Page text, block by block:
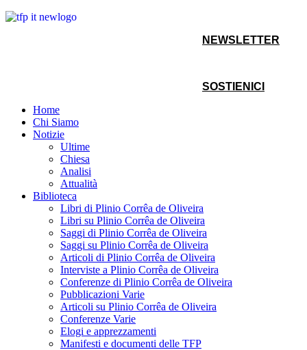
NEWSLETTER
SOSTIENICI
Home
Chi Siamo
Notizie
Ultime
Chiesa
Analisi
Attualità
Biblioteca
Libri di Plinio Corrêa de Oliveira
Libri su Plinio Corrêa de Oliveira
Saggi di Plinio Corrêa de Oliveira
Saggi su Plinio Corrêa de Oliveira
Articoli di Plinio Corrêa de Oliveira
Interviste a Plinio Corrêa de Oliveira
Conferenze di Plinio Corrêa de Oliveira
Pubblicazioni Varie
Articoli su Plinio Corrêa de Oliveira
Conferenze Varie
Elogi e apprezzamenti
Manifesti e documenti delle TFP